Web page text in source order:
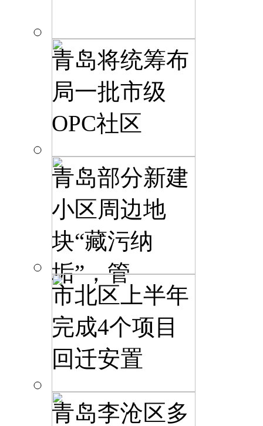
青岛将统筹布
局一批市级
OPC社区
青岛部分新建
小区周边地
块“藏污纳
垢”，管
市北区上半年
完成4个项目
回迁安置
青岛李沧区多